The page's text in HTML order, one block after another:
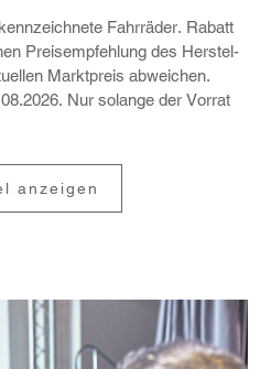
Fahr­räder. Rabatt
Preis­emp­feh­lung des Herstel­
Markt­preis abwei­chen.
Nur solange der Vorrat
anzeigen